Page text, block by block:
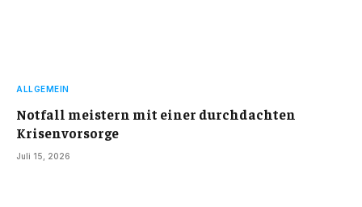
ALLGEMEIN
Notfall meistern mit einer durchdachten
Krisenvorsorge
Juli 15, 2026